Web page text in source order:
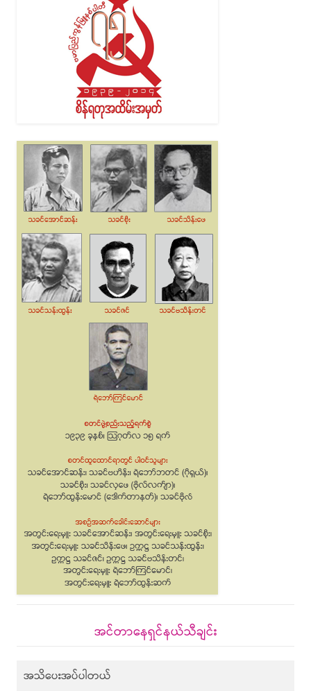
အင်တာနေရှင်နယ်သီချင်း
အသိပေးအပ်ပါတယ်